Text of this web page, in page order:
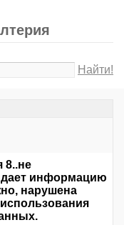
Найти!
8..не
информацию
нарушена